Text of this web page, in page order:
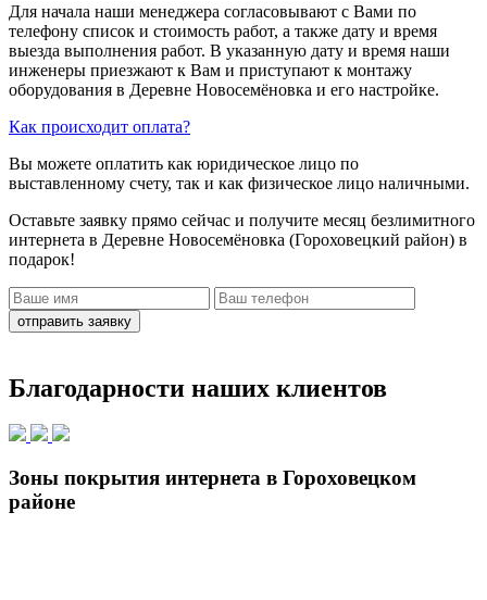
Для начала наши менеджера согласовывают с Вами по
телефону список и стоимость работ, а также дату и время
выезда выполнения работ. В указанную дату и время наши
инженеры приезжают к Вам и приступают к монтажу
оборудования в Деревне Новосемёновка и его настройке.
Как происходит оплата?
Вы можете оплатить как юридическое лицо по
выставленному счету, так и как физическое лицо наличными.
Оставьте заявку прямо сейчас и получите месяц безлимитного
интернета в Деревне Новосемёновка (Гороховецкий район) в
подарок!
отправить заявку
Благодарности наших клиентов
Зоны покрытия интернета в Гороховецком
районе